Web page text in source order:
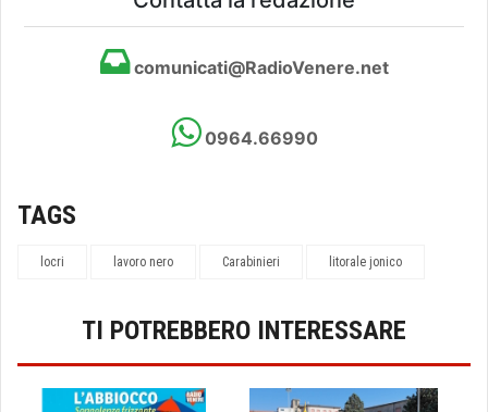
comunicati@RadioVenere.net
0964.66990
TAGS
locri lavoro nero Carabinieri litorale jonico
TI POTREBBERO INTERESSARE